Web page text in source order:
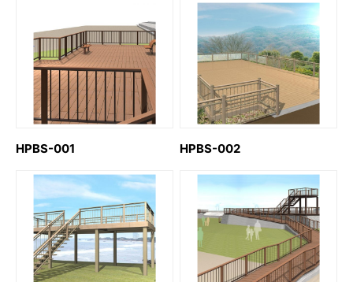
HPBS-001 HPBS-002